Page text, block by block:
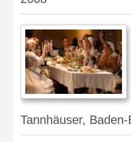
Tannhäuser,